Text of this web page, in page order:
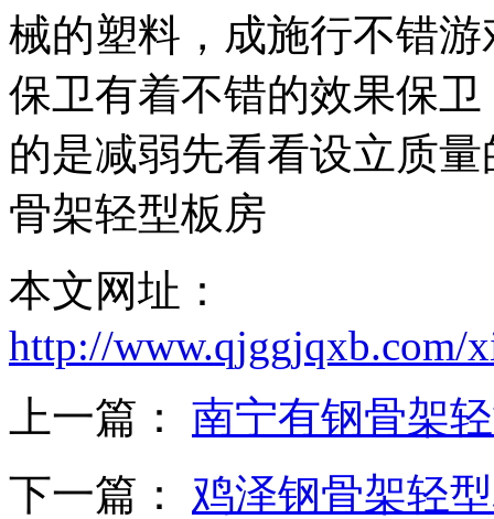
械的塑料，成施行不错
保卫有着不错的效果保
的是减弱先看看设立质
骨架轻型板房
本文网址：
http://www.qjggjqxb.com/
上一篇： 南宁有钢骨架
下一篇： 鸡泽钢骨架轻